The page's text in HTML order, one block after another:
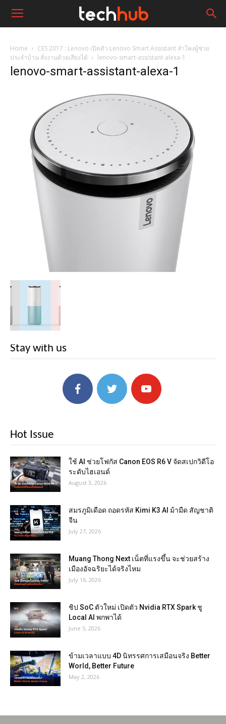
Home
CES 2017 : Lenovo เปิดตัว Lenovo Smart Assistant ลำโพงผู้ช่วย
ประจำบ้าน สั่งงานด้วยเสียงได้
lenovo-smart-assistant-alexa-1
lenovo-smart-assistant-alexa-1
Stay with us
Hot Issue
ใช้ AI ช่วยโฟกัส Canon EOS R6 V จัดสเปกวิดีโอ
ระดับไฮเอนด์
August 3, 2026
สมรภูมิเดือด ถอดรหัส Kimi K3 AI ม้ามืด สัญชาติ
จีน
July 27, 2026
Muang Thong Next เน็ตที่แรงขึ้น จะช่วยสร้าง
เมืองอัจฉริยะได้จริงไหม
July 16, 2026
ชิป SoC ตัวใหม่ เปิดตัว Nvidia RTX Spark ชู
Local AI พกพาได้
June 5, 2026
ข้ามเวลาแบบ 4D นิทรรศการเสมือนจริง Better
World, Better Future
May 2, 2026